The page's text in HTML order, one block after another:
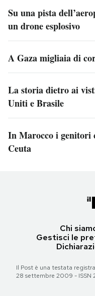
Su una pista
un drone esplosivo
A Gaza migliaia di
La storia dietro ai
Uniti e Brasile
In Marocco i genitori
Ceuta
Chi
Gestisci le
Il Post è una testata
28 settembre 2009 - ISSN